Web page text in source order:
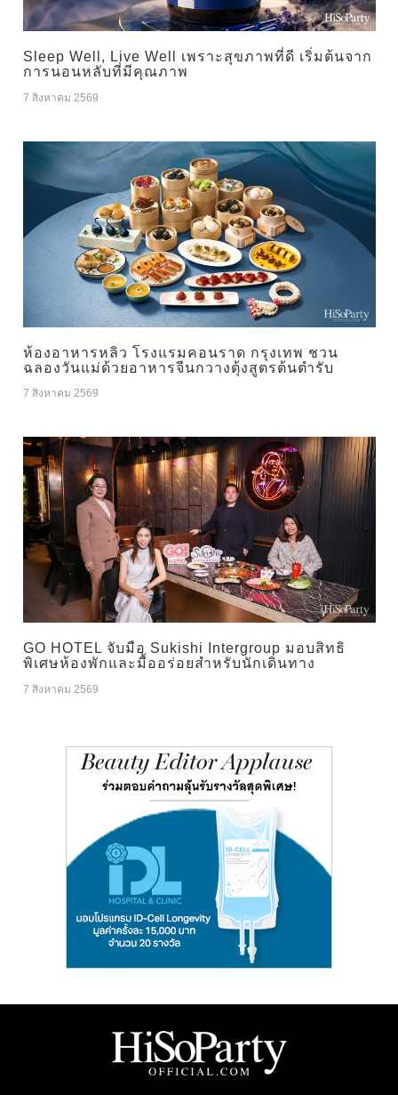
Sleep Well, Live Well เพราะสุขภาพที่ดี เริ่มต้นจาก
การนอนหลับที่มีคุณภาพ
7 สิงหาคม 2569
ห้องอาหารหลิว โรงแรมคอนราด กรุงเทพ ชวน
ฉลองวันแม่ด้วยอาหารจีนกวางตุ้งสูตรต้นตำรับ
7 สิงหาคม 2569
GO HOTEL จับมือ Sukishi Intergroup มอบสิทธิ
พิเศษห้องพักและมื้ออร่อยสำหรับนักเดินทาง
7 สิงหาคม 2569